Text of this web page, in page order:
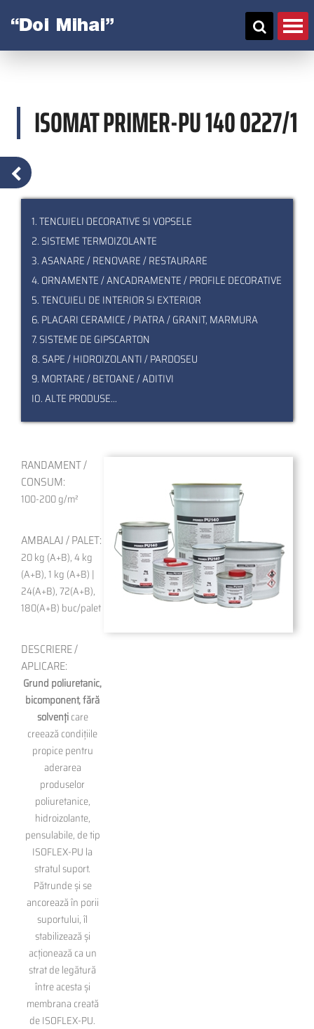
content
ISOMAT PRIMER-PU 140 0227/1
1. TENCUIELI DECORATIVE SI VOPSELE
2. SISTEME TERMOIZOLANTE
3. ASANARE / RENOVARE / RESTAURARE
4. ORNAMENTE / ANCADRAMENTE / PROFILE DECORATIVE
5. TENCUIELI DE INTERIOR SI EXTERIOR
6. PLACARI CERAMICE / PIATRA / GRANIT, MARMURA
7. SISTEME DE GIPSCARTON
8. SAPE / HIDROIZOLANTI / PARDOSEU
9. MORTARE / BETOANE / ADITIVI
I0. ALTE PRODUSE...
RANDAMENT /
CONSUM:
100-200 g/m²
AMBALAJ / PALET:
20 kg (A+B), 4 kg
(A+B), 1 kg (A+B) |
24(A+B), 72(A+B),
180(A+B) buc/palet
DESCRIERE /
APLICARE:
Grund poliuretanic,
bicomponent, fără
solvențicare
creează condițiile
propice pentru
aderarea
produselor
poliuretanice,
hidroizolante,
pensulabile, de tip
ISOFLEX-PU la
stratul suport.
Pătrunde și se
ancorează în porii
suportului, îl
stabilizează și
acționează ca un
strat de legătură
între acesta și
membrana creată
de ISOFLEX-PU.